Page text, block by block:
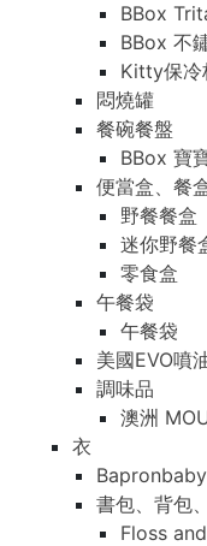
BBox
BBox 不
Kitty保冷
悶燒罐
餐碗餐盤
BBox 寶
便當盒、餐
野餐餐盒
迷你野餐
零食盒
午餐袋
午餐袋
美國EVO噴
調味品
澳洲
衣
書包、背包
Floss